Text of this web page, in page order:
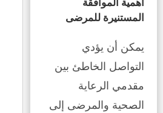
المستنيرة للمرضى
يمكن أن يؤدي
التواصل الخاطئ بين
مقدمي الرعاية
الصحية والمرضى إلى